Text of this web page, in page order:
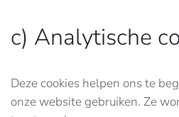
c) Analytische
Deze cookies helpen ons te
onze website gebruiken. Ze